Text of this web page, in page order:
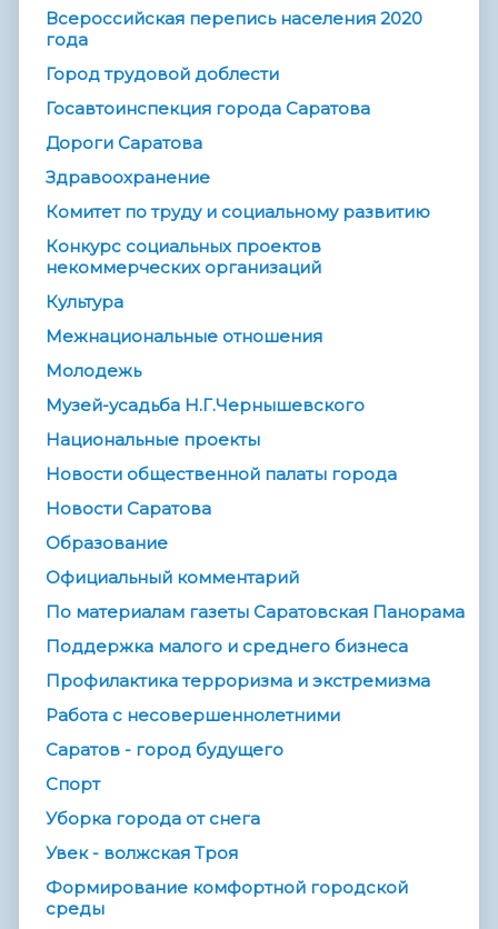
Всероссийская перепись населения 2020
года
Город трудовой доблести
Госавтоинспекция города Саратова
Дороги Саратова
Здравоохранение
Комитет по труду и социальному развитию
Конкурс социальных проектов
некоммерческих организаций
Культура
Межнациональные отношения
Молодежь
Музей-усадьба Н.Г.Чернышевского
Национальные проекты
Новости общественной палаты города
Новости Саратова
Образование
Официальный комментарий
По материалам газеты Саратовская Панорама
Поддержка малого и среднего бизнеса
Профилактика терроризма и экстремизма
Работа с несовершеннолетними
Саратов - город будущего
Спорт
Уборка города от снега
Увек - волжская Троя
Формирование комфортной городской
среды